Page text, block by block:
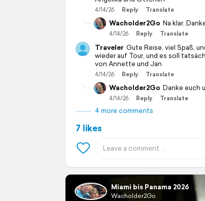
4/14/26 Reply Translate
Wacholder2Go Na klar,
4/14/26 Reply Translate
Traveler Gute Reise, viel Spaß,
wieder auf Tour, und es soll
von Annette und Jan
4/14/26 Reply Translate
Wacholder2Go Danke euch
4/14/26 Reply Translate
4 more comments
7 likes
Miami bis Panama 2026
Wacholder2Go